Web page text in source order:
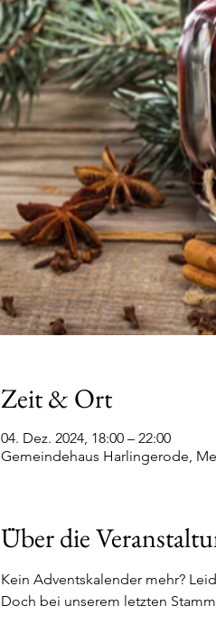
Zeit & Ort
04. Dez. 2024, 18:00 – 22:00
Gemeindehaus Harlingerode,
Über die
Kein Adventskalender mehr?
Doch bei unserem letzten